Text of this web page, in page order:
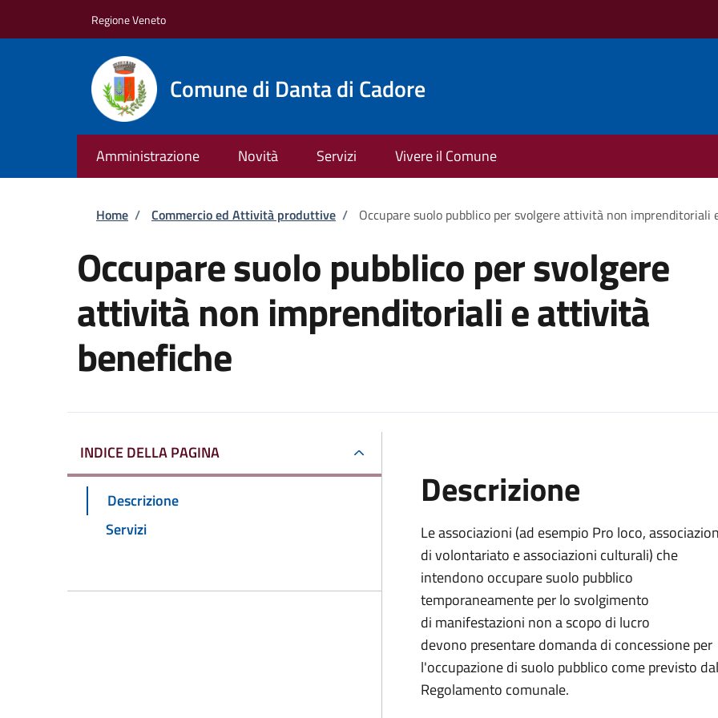
Regione Veneto
Comune di Danta di Cadore
Amministrazione Novità Servizi Vivere il Comune
Briciole di pane
Home / Commercio ed Attività produttive / Occupare suolo pubblico per svolgere attività non
Occupare suolo pubblico per svolgere
attività non imprenditoriali e attività
benefiche
INDICE DELLA PAGINA
Descrizione
Servizi
Descrizione
Le associazioni (ad esempio Pro loco,
di volontariato e associazioni culturali) che
intendono occupare suolo pubblico
temporaneamente per lo svolgimento
di manifestazioni non a scopo di lucro
devono presentare domanda di concessione per
l'occupazione di suolo pubblico come previsto dal
Regolamento comunale.